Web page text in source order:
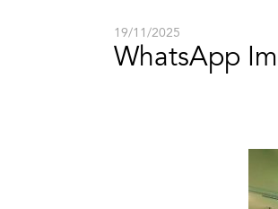
19/11/2025
WhatsApp